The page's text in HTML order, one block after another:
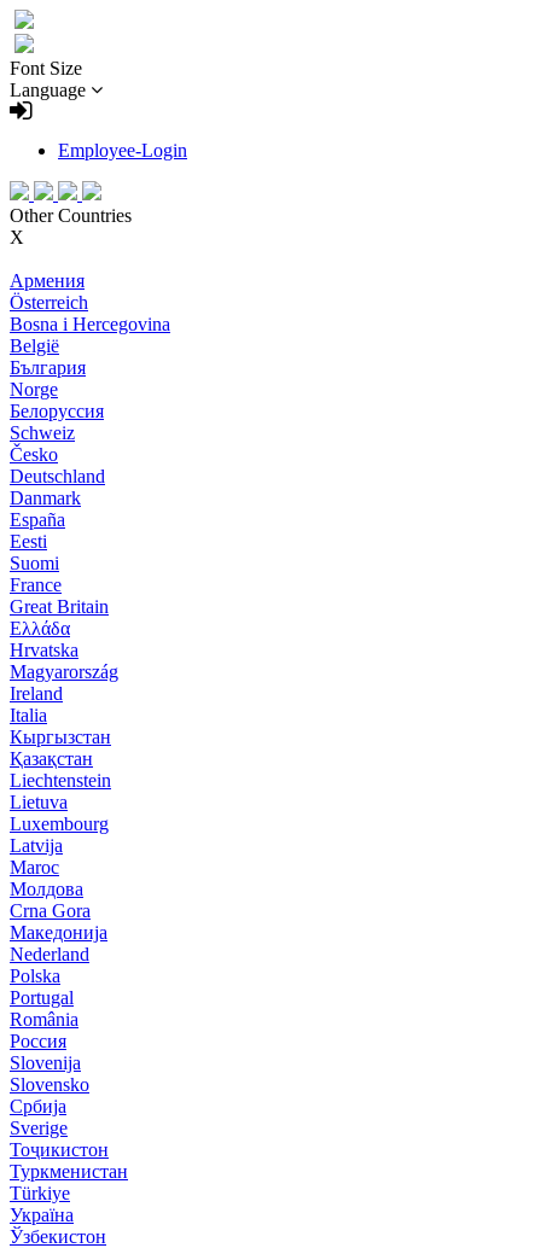
Font Size
Language
Employee-Login
Other Countries
X
Армения
Österreich
Bosna i Hercegovina
België
България
Norge
Белоруссия
Schweiz
Česko
Deutschland
Danmark
España
Eesti
Suomi
France
Great Britain
Ελλάδα
Hrvatska
Magyarország
Ireland
Italia
Кыргызстан
Қазақстан
Liechtenstein
Lietuva
Luxembourg
Latvija
Maroc
Молдова
Crna Gora
Македонија
Nederland
Polska
Portugal
România
Россия
Slovenija
Slovensko
Србија
Sverige
Тоҷикистон
Туркменистан
Türkiye
Україна
Ўзбекистон